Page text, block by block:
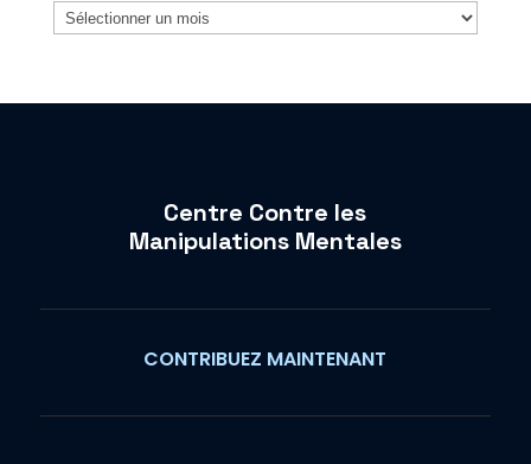
Archives
Centre Contre les
Manipulations Mentales
CONTRIBUEZ MAINTENANT